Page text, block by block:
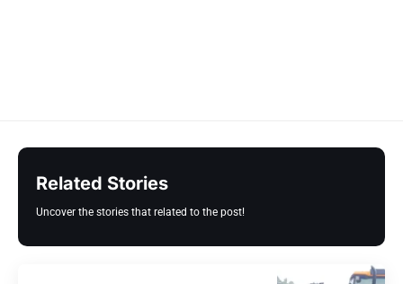
Related Stories
Uncover the stories that related to the post!